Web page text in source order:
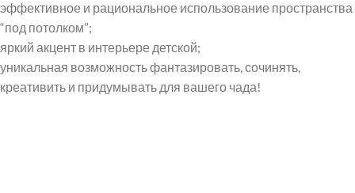
эффективное и рациональное использование пространства
“под потолком”;
яркий акцент в интерьере детской;
уникальная возможность фантазировать, сочинять,
креативить и придумывать для вашего чада!